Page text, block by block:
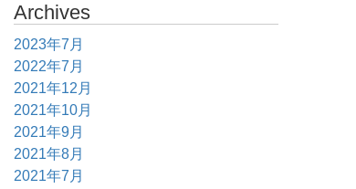
Archives
2023年7月
2022年7月
2021年12月
2021年10月
2021年9月
2021年8月
2021年7月